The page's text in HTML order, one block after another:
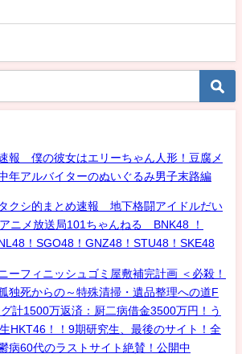
報 僕の彼女はエリーちゃん人形！豆腐メ
年アルバイターのぬいぐるみ男子末路編
クシ的まとめ速報 地下格闘アイドルだい
ニメ放送局101ちゃんねる BNK48 ！
！SGO48！GNZ48！STU48！SKE48
ーフィニッシュゴミ屋敷補完計画 ＜必殺！
独死からの～特殊清掃・遺品整理への道F
計1500万返済：厨二病借金3500万円！う
HKT46！！9期研究生、最後のサイト！全
病60代のラストサイト絶賛！公開中